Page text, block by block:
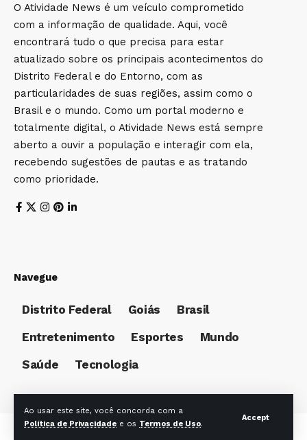
Ao usar este site, você concorda com a
Política de Privacidade e os Termos de Uso.
Accept
O Atividade News é um veículo comprometido
com a informação de qualidade. Aqui, você
encontrará tudo o que precisa para estar
atualizado sobre os principais acontecimentos do
Distrito Federal e do Entorno, com as
particularidades de suas regiões, assim como o
Brasil e o mundo. Como um portal moderno e
totalmente digital, o Atividade News está sempre
aberto a ouvir a população e interagir com ela,
recebendo sugestões de pautas e as tratando
como prioridade.
Navegue
Distrito Federal Goiás
Brasil
Entretenimento
Esportes
Mundo
Saúde
Tecnologia
© Foxiz News Network. Ruby Design Company. All Rights Reserved.